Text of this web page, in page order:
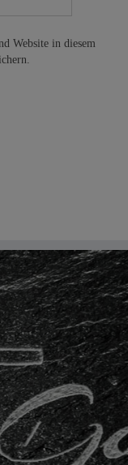
Website in diesem